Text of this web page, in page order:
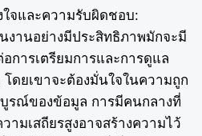
ใจและความรับผิดชอบ:
งานอย่างมีประสิทธิภาพมักจะมี
การเตรียมการและการดูแล
โดยเขาจะต้องมั่นใจในความถูก
รณ์ของข้อมูล การมีคนกลางที่
ามเสถียรสูงอาจสร้างความไว้